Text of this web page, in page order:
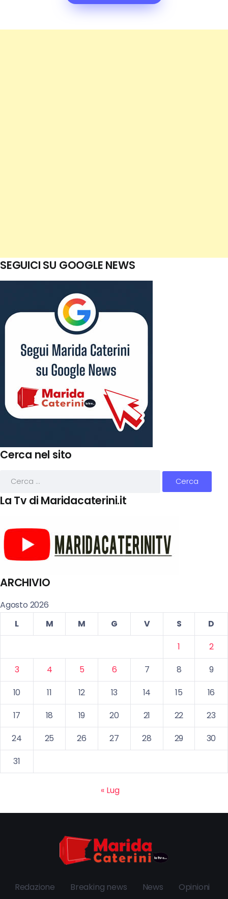
SEGUICI SU GOOGLE NEWS
Cerca nel sito
La Tv di Maridacaterini.it
ARCHIVIO
Agosto 2026
L
M M G V S
D
1
2
3
4 5 6 7 8
9
10
11 12 13 14 15
16
17
18 19 20 21 22
23
24
25 26 27 28 29
30
31
« Lug
Redazione Breaking news News Opinioni